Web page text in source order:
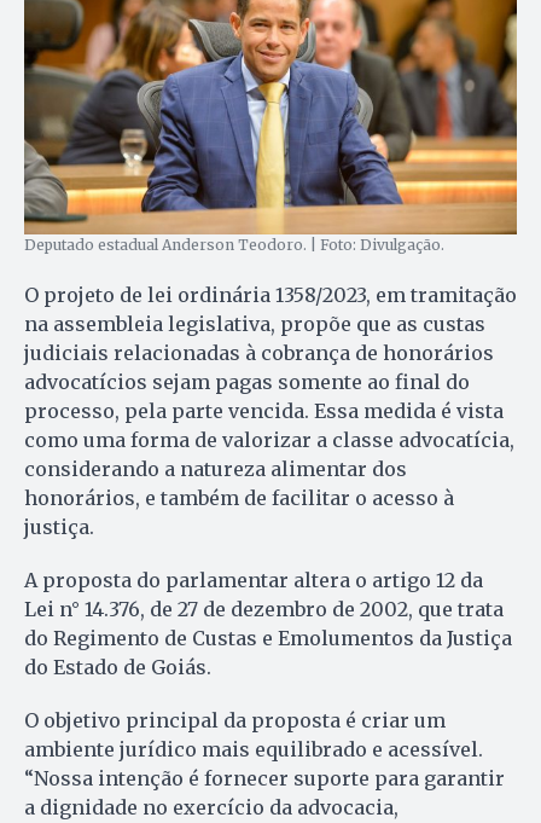
Deputado estadual Anderson Teodoro. | Foto: Divulgação.
O projeto de lei ordinária 1358/2023, em tramitação
na assembleia legislativa, propõe que as custas
judiciais relacionadas à cobrança de honorários
advocatícios sejam pagas somente ao final do
processo, pela parte vencida. Essa medida é vista
como uma forma de valorizar a classe advocatícia,
considerando a natureza alimentar dos
honorários, e também de facilitar o acesso à
justiça.
A proposta do parlamentar altera o artigo 12 da
Lei n° 14.376, de 27 de dezembro de 2002, que trata
do Regimento de Custas e Emolumentos da Justiça
do Estado de Goiás.
O objetivo principal da proposta é criar um
ambiente jurídico mais equilibrado e acessível.
“Nossa intenção é fornecer suporte para garantir
a dignidade no exercício da advocacia,